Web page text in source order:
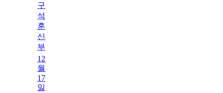
구
석
훈
신
부
12
월
17
일